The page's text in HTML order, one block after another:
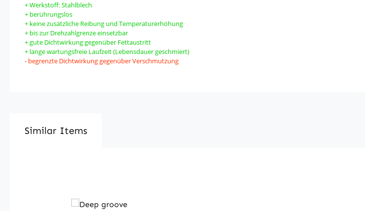
+ Werkstoff: Stahlblech
+ berührungslos
+ keine zusätzliche Reibung und Temperaturerhöhung
+ bis zur Drehzahlgrenze einsetzbar
+ gute Dichtwirkung gegenüber Fettaustritt
+ lange wartungsfreie Laufzeit (Lebensdauer geschmiert)
- begrenzte Dichtwirkung gegenüber Verschmutzung
Similar Items